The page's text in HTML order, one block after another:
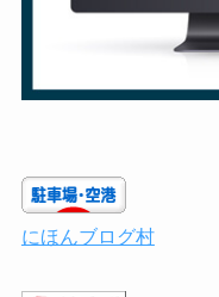
にほんブログ村